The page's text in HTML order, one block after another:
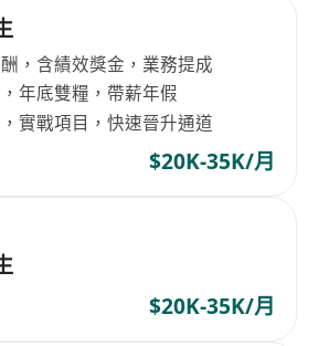
，含績效獎金，業務提成
年底雙糧，帶薪年假
實戰項目，快速晉升通道
$20K-35K/月
$20K-35K/月